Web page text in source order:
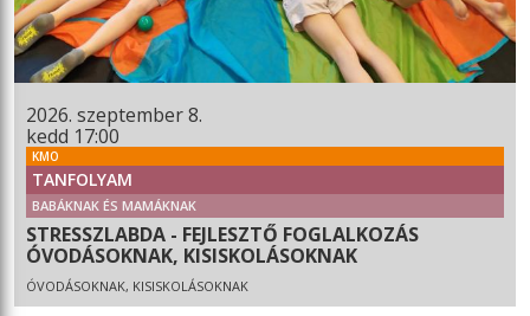
2026. szeptember 8.
kedd 17:00
KMO
TANFOLYAM
BABÁKNAK ÉS MAMÁKNAK
STRESSZLABDA - FEJLESZTŐ FOGLALKOZÁS
ÓVODÁSOKNAK, KISISKOLÁSOKNAK
ÓVODÁSOKNAK, KISISKOLÁSOKNAK